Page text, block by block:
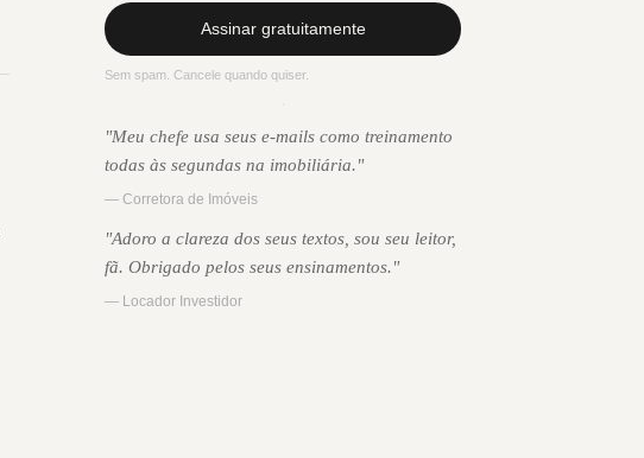
Assinar gratuitamente
Sem spam. Cancele quando quiser.
"Meu chefe usa seus e-mails como treinamento
todas às segundas na imobiliária."
— Corretora de Imóveis
"Adoro a clareza dos seus textos, sou seu leitor,
fã. Obrigado pelos seus ensinamentos."
— Locador Investidor